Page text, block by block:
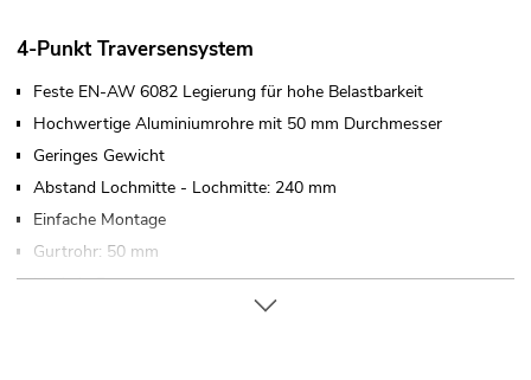
4-Punkt Traversensystem
Feste EN-AW 6082 Legierung für hohe Belastbarkeit
Hochwertige Aluminiumrohre mit 50 mm Durchmesser
Geringes Gewicht
Abstand Lochmitte - Lochmitte: 240 mm
Einfache Montage
Gurtrohr: 50 mm
Made in Europe
Für Anwendungsgebiete wie zum Beispiel: Theater; Messe-